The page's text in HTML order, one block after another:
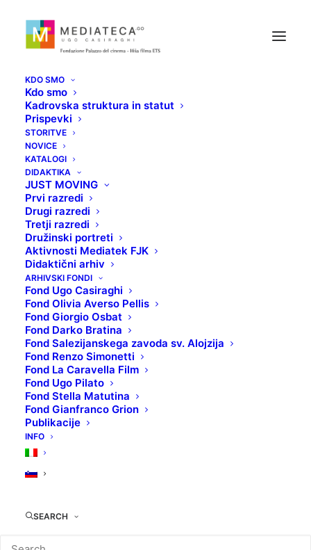
KDO SMO
Kdo smo
Kadrovska struktura in statut
Prispevki
STORITVE
NOVICE
KATALOGI
DIDAKTIKA
JUST MOVING
Prvi razredi
Drugi razredi
Tretji razredi
Družinski portreti
Aktivnosti Mediatek FJK
Didaktični arhiv
ARHIVSKI FONDI
Fond Ugo Casiraghi
Fond Olivia Averso Pellis
Fond Giorgio Osbat
Fond Darko Bratina
Fond Salezijanskega zavoda sv. Alojzija
Fond Renzo Simonetti
Fond La Caravella Film
Fond Ugo Pilato
Fond Stella Matutina
Fond Gianfranco Grion
Publikacije
INFO
SEARCH
BOB LE FLAMBEUR
10 MARCA, 2021
TEHNIČNI LIST:
Original naslov: Bob le flambeur
Režiser/ka: Jean-Pierre Melville
Igralci: Roger Duchesne, Isabelle Corey, Daniel
Cauchy
Leto produkcije
Država produkcije